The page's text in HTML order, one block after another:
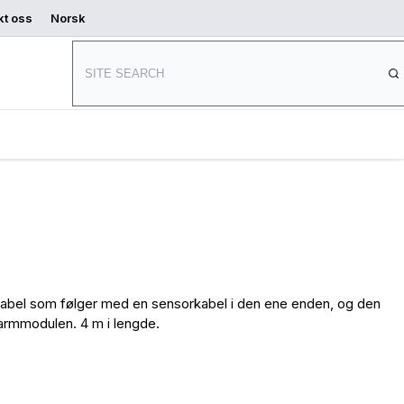
oss Norsk
kjøpe
designe
som følger med en sensorkabel i den ene enden, og den
4 m i lengde.